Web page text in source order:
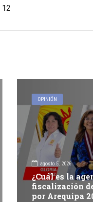
12
OPINIÓN
agosto 5, 2026
¿Cuál es la
fiscalización
por Arequipa